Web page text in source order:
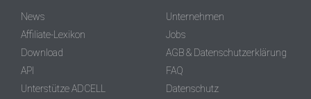
News
Affiliate-Lexikon
Download
API
Unterstütze ADCELL
Unternehmen
Jobs
AGB & Datenschutzerklärung
FAQ
Datenschutz